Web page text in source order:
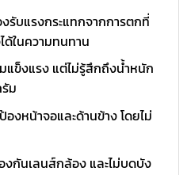
รับแรงกระแทกจากการตกที่
ด้ในความทนทาน
ข็งแรง แต่ไม่รู้สึกถึงน้ำหนัก
ม
งหน้าจอและด้านข้าง โดยไม่
กันเลนส์กล้อง และไม่บดบัง